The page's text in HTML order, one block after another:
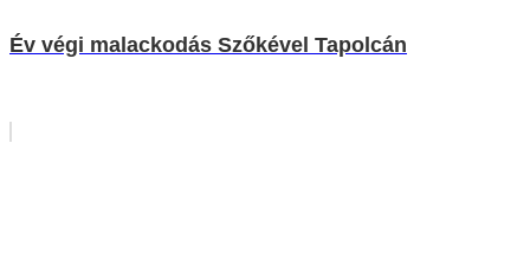
Év végi malackodás Szőkével Tapolcán